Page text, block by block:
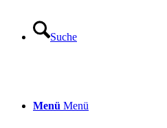
Suche
Menü Menü